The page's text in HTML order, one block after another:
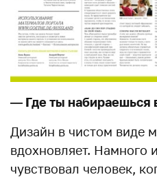
— Где ты набираешься
Дизайн в чистом виде
вдохновляет. Намного
чувствовал человек,